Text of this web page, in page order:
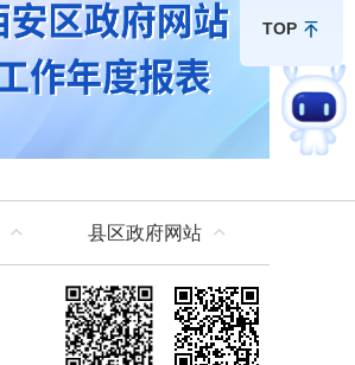
县区政府网站
TOP